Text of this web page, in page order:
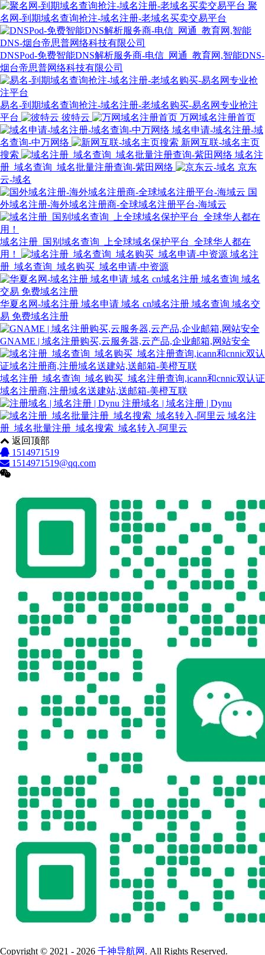
聚
名网-到期域名查询抢注-域名注册-老域名买卖交易平台
DNSPod-免费智能DNS解析服务商-电信_网通_教育网,智能DNS-
烟台帝思普网络科技有限公司
易名-到期域名查询抢注-域名注册-老域名购买-易名网专业抢注
平台
彼特云
万网域名注册首页
域名申请-域名注册-域
名查询-中万网络
新网互联-域名主页
搜索
域名注
册_域名查询_域名批量注册查询-紫田网络
京东
云-域名
国
外域名注册-海外域名注册商-全球域名注册平台-海域云
域名注册_国别域名查询_上全球域名保护平台_全球华人都在
用！
域名注
册_域名查询_域名购买_域名申请-中资源
华夏名网-域名注册 域名申请 域名 cn域名注册 域名查询 域名交
易 免费域名注册
GNAME | 域名注册购买,云服务器,云产品,企业邮箱,网站安全
域名注册_域名查询_域名购买_域名注册查询,icann和cnnic双认证
域名注册商,注册域名送建站,送邮箱-美橙互联
注册域名 | 域名注册 | Dynu
域名注
册_域名批量注册_域名搜索_域名转入-阿里云
返回顶部
1514971519
1514971519@qq.com
Copyright © 2021 - 2026 千神导航网 . All Rights Reserved.